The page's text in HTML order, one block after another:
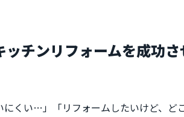
チンリフォームを成功
にくい…」「リフォームしたいけど、